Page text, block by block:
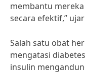
membantu
secara efektif,”
Salah satu obat
mengatasi
insulin